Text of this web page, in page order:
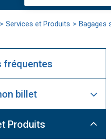
Services et Produits Bagages
fréquentes
billet
Produits